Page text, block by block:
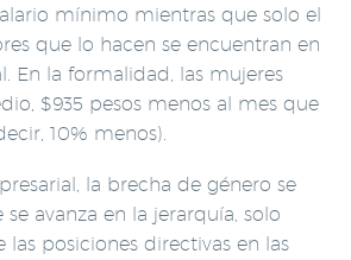
mínimo mientras que solo el
que lo hacen se encuentran en
En la formalidad, las mujeres
$935 pesos menos al mes que
10% menos).
la brecha de género se
avanza en la jerarquía, solo
las posiciones directivas en las